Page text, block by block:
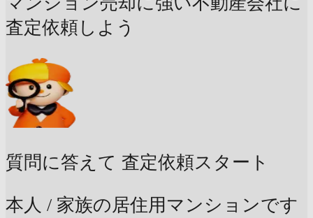
査定依頼しよう
質問に答えて 査定依頼スタート
本人 / 家族の居住用マンションです